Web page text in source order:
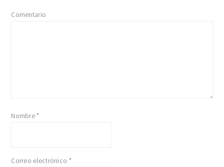
Comentario
Nombre *
Correo electrónico *